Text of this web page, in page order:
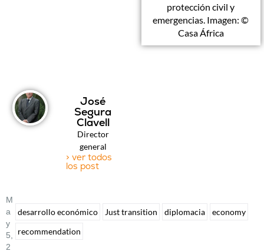
protección civil y
emergencias. Imagen: ©
Casa África
José
Segura
Clavell
Director
general
> ver todos
los post
M
A
Y
5,
2
desarrollo económico Just transition diplomacia
economy
recommendation